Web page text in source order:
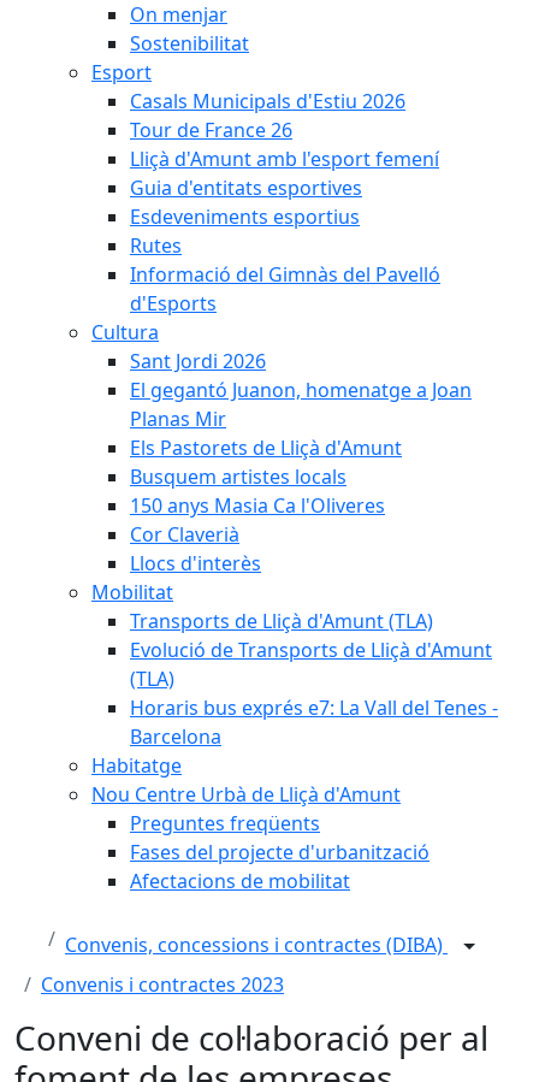
On menjar
Sostenibilitat
Esport
Casals Municipals d'Estiu 2026
Tour de France 26
Lliçà d'Amunt amb l'esport femení
Guia d'entitats esportives
Esdeveniments esportius
Rutes
Informació del Gimnàs del Pavelló
d'Esports
Cultura
Sant Jordi 2026
El gegantó Juanon, homenatge a Joan
Planas Mir
Els Pastorets de Lliçà d'Amunt
Busquem artistes locals
150 anys Masia Ca l'Oliveres
Cor Claverià
Llocs d'interès
Mobilitat
Transports de Lliçà d'Amunt (TLA)
Evolució de Transports de Lliçà d'Amunt
(TLA)
Horaris bus exprés e7: La Vall del Tenes -
Barcelona
Habitatge
Nou Centre Urbà de Lliçà d'Amunt
Preguntes freqüents
Fases del projecte d'urbanització
Afectacions de mobilitat
Convenis, concessions i contractes (DIBA)
Convenis i contractes 2023
Conveni de col·laboració per al